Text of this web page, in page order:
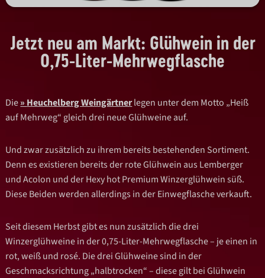
Jetzt neu am Markt: Glühwein in der
0,75-Liter-Mehrwegflasche
Die Heuchelberg Weingärtnerlegen unter dem Motto „Heiß
auf Mehrweg“ gleich drei neue Glühweine auf.
Und zwar zusätzlich zu ihrem bereits bestehenden Sortiment.
Denn es existieren bereits der rote Glühwein aus Lemberger
und Acolon und der Hexy hot Premium Winzerglühwein süß.
Diese Beiden werden allerdings in der Einwegflasche verkauft.
Seit diesem Herbst gibt es nun zusätzlich die drei
Winzerglühweine in der 0,75-Liter-Mehrwegflasche – je einen in
rot, weiß und rosé. Die drei Glühweine sind in der
Geschmacksrichtung „halbtrocken“ – diese gilt bei Glühwein